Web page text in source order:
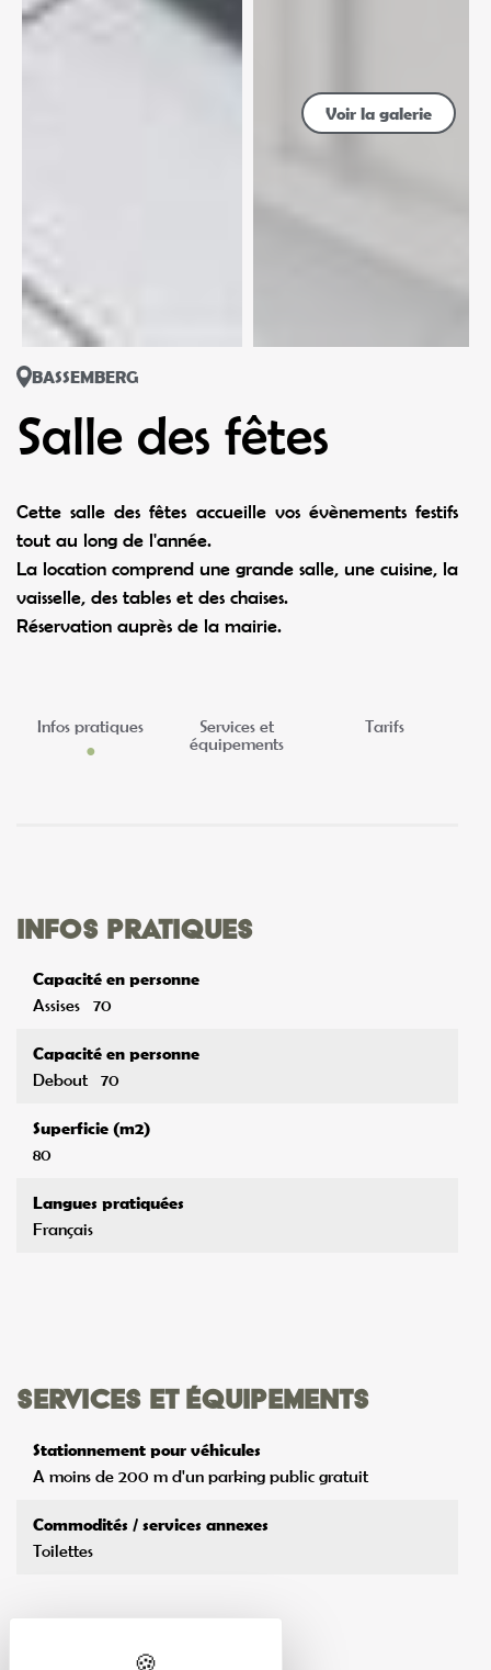
Voir la galerie
BASSEMBERG
Salle des fêtes
Cette salle des fêtes accueille vos évènements festifs
tout au long de l'année.
La location comprend une grande salle, une cuisine, la
vaisselle, des tables et des chaises.
Réservation auprès de la mairie.
Infos pratiques
Services et
équipements
Tarifs
Infos pratiques
Capacité en personne
Assises
70
Capacité en personne
Debout
70
Superficie (m2)
80
Langues pratiquées
Français
Services et équipements
Stationnement pour véhicules
A moins de 200 m d'un parking public gratuit
Commodités / services annexes
Toilettes